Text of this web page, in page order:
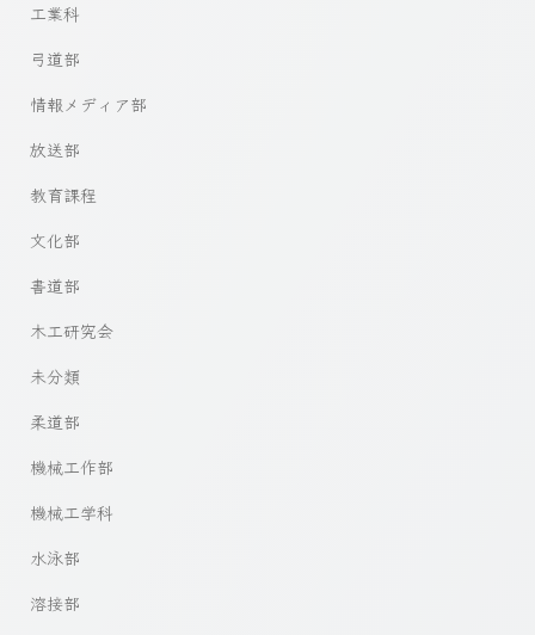
工業科
弓道部
情報メディア部
放送部
教育課程
文化部
書道部
木工研究会
未分類
柔道部
機械工作部
機械工学科
水泳部
溶接部